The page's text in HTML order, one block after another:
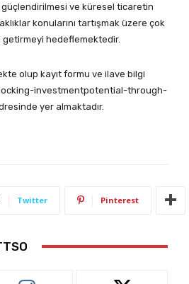
ve küresel ticaretin
konularını tartışmak üzere çok
getirmeyi hedeflemektedir.
olup kayıt formu ve ilave bilgi
investmentpotential-through-
yer almaktadır.
Twitter Pinterest